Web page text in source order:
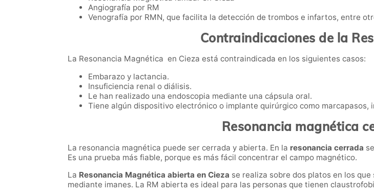
Angiografía por RM
Venografía por RMN, que facilita la detección de trombos e infartos, entre
Contraindicaciones de la
La Resonancia Magnética en Cieza está contraindicada en los siguientes casos:
Embarazo y lactancia.
Insuficiencia renal o diálisis.
Le han realizado una endoscopia mediante una cápsula oral.
Tiene algún dispositivo electrónico o implante quirúrgico como marcapasos,
Resonancia magnética
La resonancia magnética puede ser cerrada y abierta. En la resonancia cerrada
Es una prueba más fiable, porque es más fácil concentrar el campo magnético.
La Resonancia Magnética abierta en Cieza se realiza sobre dos platos en los
mediante imanes. La RM abierta es ideal para las personas que tienen